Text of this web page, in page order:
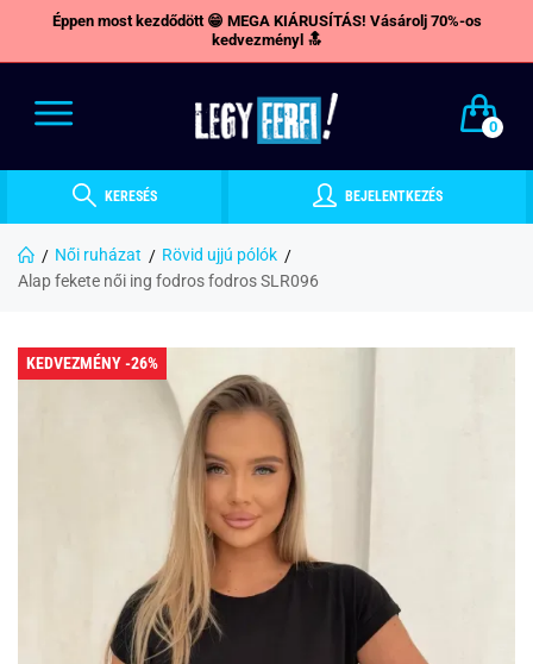
Éppen most kezdődött 😁 MEGA KIÁRUSÍTÁS! Vásárolj 70%-os
kedvezményl 🔝
0
KERESÉS BEJELENTKEZÉS
Női ruházat
Rövid ujjú pólók
Alap fekete női ing fodros fodros SLR096
KEDVEZMÉNY -26%